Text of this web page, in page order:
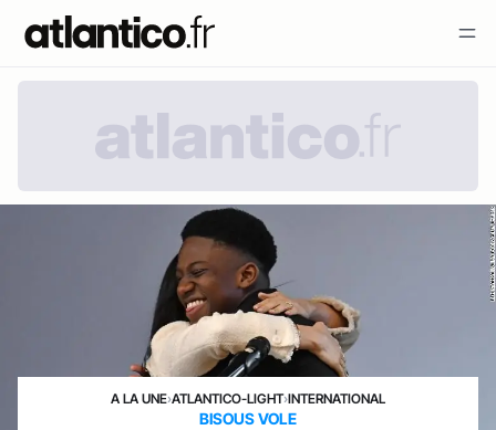
A LA UNE›ATLANTICO-LIGHT›INTERNATIONAL
BISOUS VOLE